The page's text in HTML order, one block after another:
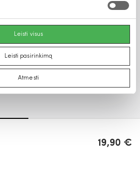
Leisti visus
Leisti pasirinkimą
Atmesti
19,90 €